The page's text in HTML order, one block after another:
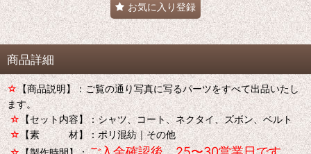
お気に入り登録
商品詳細
☆【商品説明】：ご覧の通り写真に写るパーツをすべて出品いたし
ます。
☆【セット内容】：シャツ、コート、ネクタイ、ズボン、ベルト
☆【素 材】：ポリ混紡｜その他